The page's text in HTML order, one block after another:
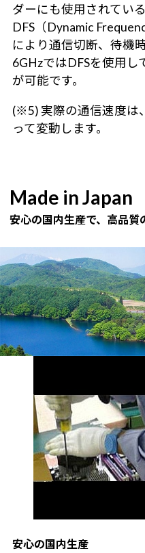
ダーにも使用されてい
DFS（Dynamic
により通信切断、待機
6GHzではDFSを使用
が可能です。
(※5) 実際の通信速度は
って変動します。
Made in Japan
安心の国内生産で、高品質
安心の国内生産